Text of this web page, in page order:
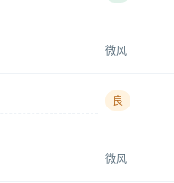
微风
良
微风